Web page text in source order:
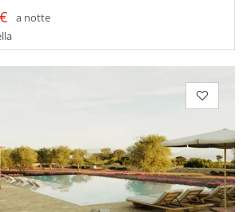
a notte